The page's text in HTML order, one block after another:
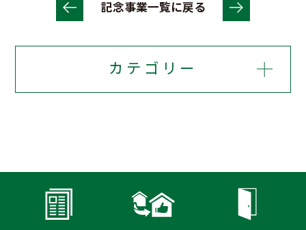
記念事業一覧に戻る
カテゴリー